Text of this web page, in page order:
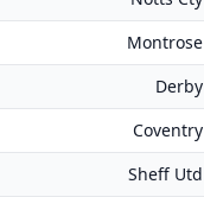
Montrose
Derby
Coventry
Sheff Utd